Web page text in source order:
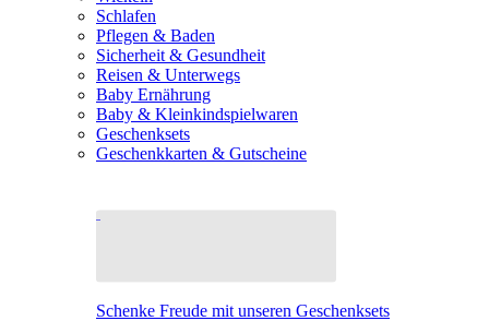
Schlafen
Pflegen & Baden
Sicherheit & Gesundheit
Reisen & Unterwegs
Baby Ernährung
Baby & Kleinkindspielwaren
Geschenksets
Geschenkkarten & Gutscheine
Schenke Freude mit unseren Geschenksets